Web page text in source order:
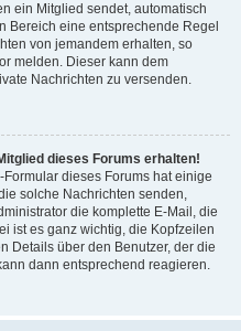
ein Mitglied sendet, automatisch
Bereich eine entsprechende Regel
von jemandem erhalten, so
melden. Dieser kann dem
Nachrichten zu versenden.
dieses Forums erhalten!
dieses Forums hat einige
solche Nachrichten senden,
die komplette E-Mail, die
ist es ganz wichtig, die Kopfzeilen
Details über den Benutzer, der die
dann entsprechend reagieren.